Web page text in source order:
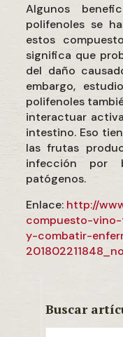
Algunos
polifenoles se
estos
significa que
del daño
embargo,
polifenoles
interactuar
intestino. Eso
las frutas
infección por
patógenos.
Enlace: http://
compuesto-
y-combatir-
Buscar